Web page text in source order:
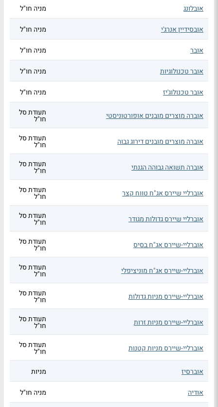
אובלונג מניה חו"ל
אובסידיין אנרג'י מניה חו"ל
אובר מניה חו"ל
אובר טכנולוגיות מניה חו"ל
אובר טכנולוג'יז מניה חו"ל
אוברה מוצרים מובנים אופורטוניסטי תעודת סל
חו"ל
אוברה מוצרים מובנים דירוג גבוה תעודת סל
חו"ל
אוברה תשואה גבוהה הגנתי תעודת סל
חו"ל
אוברליי שיירס אג"ח טווח קצר תעודת סל
חו"ל
אוברליי שיירס גדולות מגודר תעודת סל
חו"ל
אוברליי-שיירס אג"ח בסיס תעודת סל
חו"ל
אוברליי-שיירס אג"ח מוניציפלי תעודת סל
חו"ל
אוברליי-שיירס מניות גדולות תעודת סל
חו"ל
אוברליי-שיירס מניות זרות תעודת סל
חו"ל
אוברליי-שיירס מניות קטנות תעודת סל
חו"ל
אוברסיז
מניות
אודיה מניה חו"ל